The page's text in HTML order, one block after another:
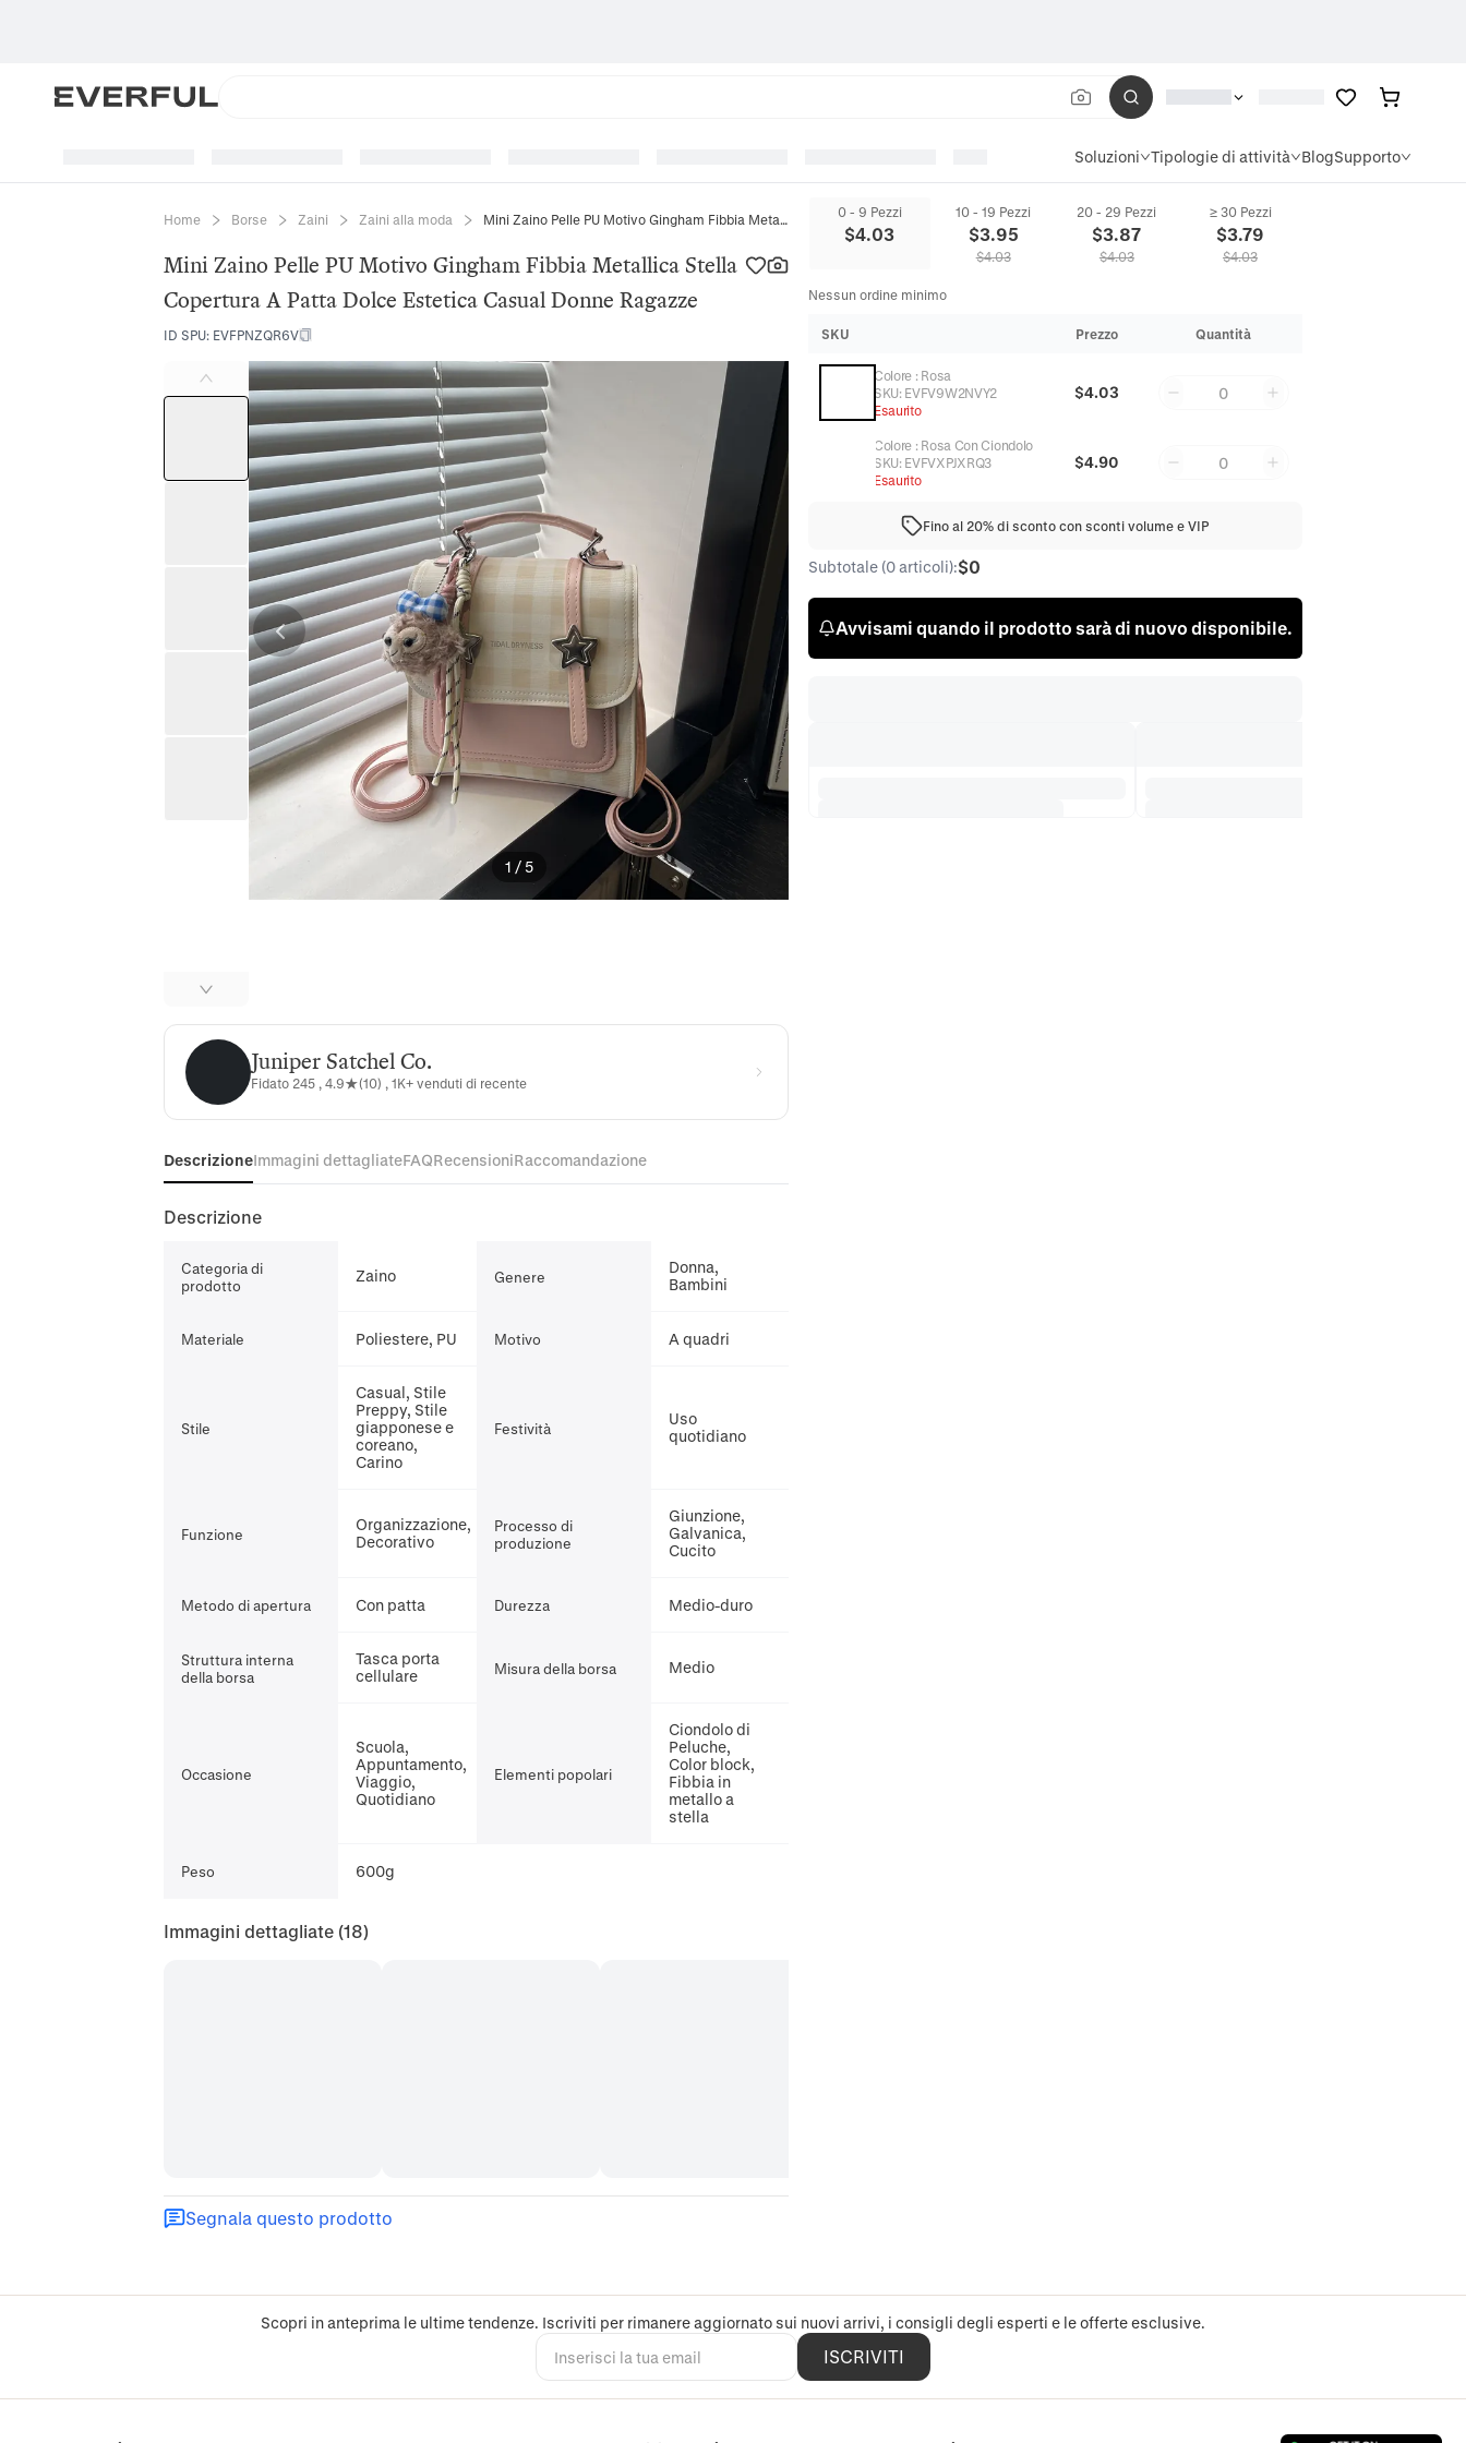
Soluzioni Tipologie di attività BlogSupporto
Home Borse Zaini Zaini alla moda Mini Zaino Pelle PU Motivo Gingham Fibbia Metallica Stella Copertura A Patta Dolce Estetica Casual Donne Ragazze
Mini Zaino Pelle PU Motivo Gingham Fibbia Metallica Stella
Copertura A Patta Dolce Estetica Casual Donne Ragazze
ID SPU: EVFPNZQR6V
1 / 5
Juniper Satchel Co.
Juniper Satchel Co.
Fidato 245 , 4.9★(10) , 1K+ venduti di recente
DescrizioneImmagini dettagliateFAQRecensioniRaccomandazione
Descrizione
Categoria di
prodotto
Zaino Genere
Donna,
Bambini
Materiale Poliestere, PU Motivo A quadri
Stile
Casual, Stile
Preppy, Stile
giapponese e
coreano,
Carino
Festività
Uso
quotidiano
Funzione
Organizzazione,
Decorativo
Processo di
produzione
Giunzione,
Galvanica,
Cucito
Metodo di apertura Con patta Durezza Medio-duro
Struttura interna
della borsa
Tasca porta
cellulare
Misura della borsa Medio
Occasione
Scuola,
Appuntamento,
Viaggio,
Quotidiano
Elementi popolari
Ciondolo di
Peluche,
Color block,
Fibbia in
metallo a
stella
Peso 600g
Immagini dettagliate (18)
Segnala questo prodotto
0 - 9 Pezzi
$4.03
10 - 19 Pezzi
$3.95
$4.03
20 - 29 Pezzi
$3.87
$4.03
≥ 30 Pezzi
$3.79
$4.03
Nessun ordine minimo
SKU Prezzo Quantità
Colore : Rosa
SKU: EVFV9W2NVY2
Esaurito
$4.03 0
Colore : Rosa Con Ciondolo
SKU: EVFVXPJXRQ3
Esaurito
$4.90 0
Fino al 20% di sconto con sconti volume e VIP
Subtotale (0 articoli):$0
Avvisami quando il prodotto sarà di nuovo disponibile.
Scopri in anteprima le ultime tendenze. Iscriviti per rimanere aggiornato sui nuovi arrivi, i consigli degli esperti e le offerte esclusive.
ISCRIVITI